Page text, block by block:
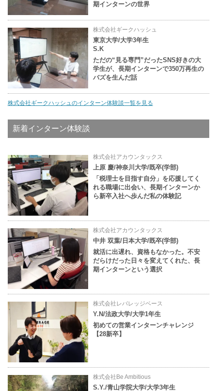
期インターンの世界
株式会社ギークハッシュ
東京大学/大学3年生
S.K
ただの“見る専門”だったSNS好きの大
学生が、長期インターンで350万再生の
バズを生んだ話
株式会社ギークハッシュのインターン体験談一覧を見る
新着インターン体験談
株式会社アカウンタックス
上原 慶/神奈川大学/既卒(学部)
「税理士を目指す自分」を応援してく
れる職場に出会い、長期インターンか
ら新卒入社へ歩んだ私の体験記
株式会社アカウンタックス
中井 双葉/日本大学/既卒(学部)
就活に出遅れ、資格もなかった。不安
だらけだった日々を変えてくれた、長
期インターンという選択
株式会社レバレッジベース
Y.N/法政大学/大学1年生
初めての営業インターンチャレンジ
【28新卒】
株式会社Be Ambitious
S.Y./青山学院大学/大学3年生